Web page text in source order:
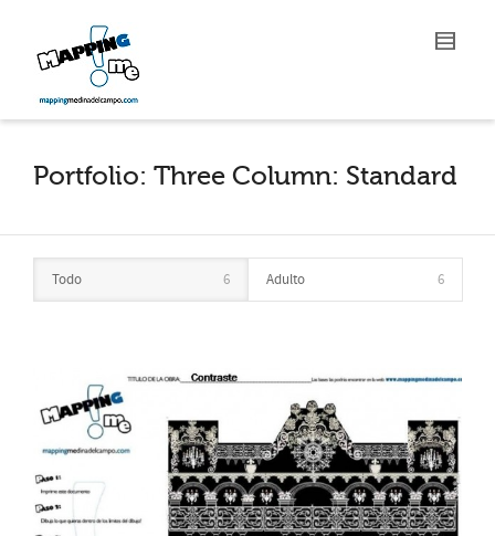
Portfolio: Three Column: Standard
Todo 6 Adulto 6